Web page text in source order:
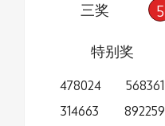
三奖 5
特别奖
478024
314663
568361
892259